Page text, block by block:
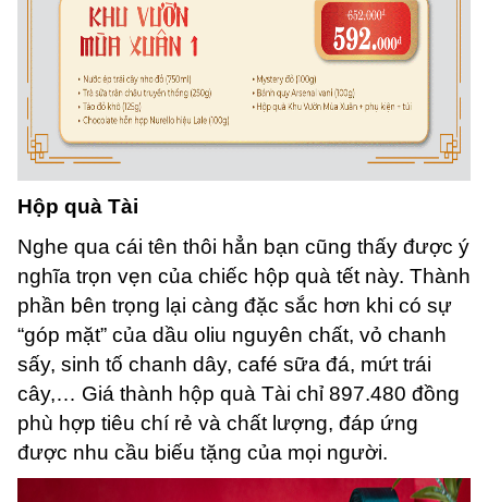
Hộp quà Tài
Nghe qua cái tên thôi hẳn bạn cũng thấy được ý
nghĩa trọn vẹn của chiếc hộp quà tết này. Thành
phần bên trọng lại càng đặc sắc hơn khi có sự
“góp mặt” của dầu oliu nguyên chất, vỏ chanh
sấy, sinh tố chanh dây, café sữa đá, mứt trái
cây,… Giá thành hộp quà Tài chỉ 897.480 đồng
phù hợp tiêu chí rẻ và chất lượng, đáp ứng
được nhu cầu biếu tặng của mọi người.